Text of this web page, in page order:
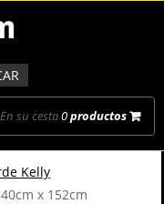
En su cesta0productos
Kelly
x 152cm